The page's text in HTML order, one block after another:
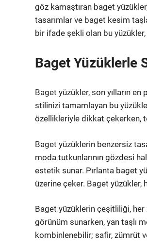
göz kamaştıran baget
tasarımlar ve baget kesim
bir ifade şekli olan bu
Baget Yüzüklerle
Baget yüzükler, son yılların
stilinizi tamamlayan bu
özellikleriyle dikkat çekerken,
Baget yüzüklerin benzersiz
moda tutkunlarının gözdesi
estetik sunar. Pırlanta baget
üzerine çeker. Baget
Baget yüzüklerin çeşitliliği, her
görünüm sunarken, yan taşlı
kombinlenebilir; safir, zümrüt